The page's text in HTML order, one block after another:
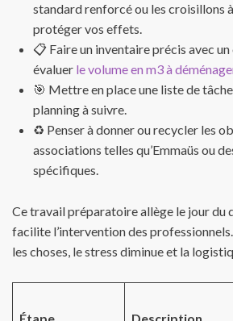
standard renforcé ou les croisillons
protéger vos effets.
📋 Faire un inventaire précis avec
évaluer le volume en m3 à
🎯 Mettre en place une liste de
planning à suivre.
♻️ Penser à donner ou recycler les
associations telles qu’Emmaüs ou
spécifiques.
Ce travail préparatoire allège le jour du
facilite l’intervention des
les choses, le stress diminue et la